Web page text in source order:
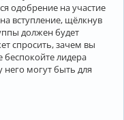
одобрение на участие
вступление, щёлкнув
должен будет
спросить, зачем вы
беспокойте лидера
него могут быть для